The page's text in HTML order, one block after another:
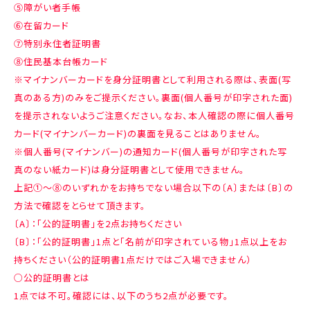
⑤障がい者手帳
⑥在留カード
⑦特別永住者証明書
⑧住民基本台帳カード
※マイナンバーカードを身分証明書として利用される際は、表面(写
真のある方)のみをご提示ください。裏面(個人番号が印字された面)
を提示されないようご注意ください。なお、本人確認の際に個人番号
カード(マイナンバーカード)の裏面を見ることはありません。
※個人番号(マイナンバー)の通知カード(個人番号が印字された写
真のない紙カード)は身分証明書として使用できません。
上記①～⑧のいずれかをお持ちでない場合以下の〔A〕または〔B〕の
方法で確認をとらせて頂きます。
〔A〕：「公的証明書」を2点お持ちください
〔B〕：「公的証明書」1点と「名前が印字されている物」1点以上をお
持ちください（公的証明書1点だけではご入場できません）
○公的証明書とは
1点では不可。確認には、以下のうち2点が必要です。